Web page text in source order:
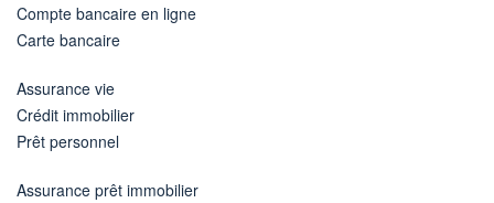
Compte bancaire en ligne
Carte bancaire
Assurance vie
Crédit immobilier
Prêt personnel
Assurance prêt immobilier